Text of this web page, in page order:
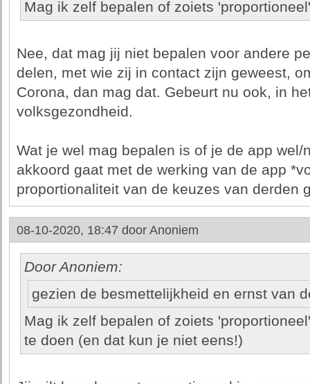
Mag ik zelf bepalen of zoiets
Nee, dat mag jij niet bepalen voor andere
delen, met wie zij in contact zijn geweest,
Corona, dan mag dat. Gebeurt nu ook, in
volksgezondheid.
Wat je wel mag bepalen is of je de app
akkoord gaat met de werking van de app
proportionaliteit van de keuzes van derden
08-10-2020, 18:47 door Anoniem
Door Anoniem:
gezien de besmettelijkheid en ernst van
Mag ik zelf bepalen of zoiets
te doen (en dat kun je niet eens!)